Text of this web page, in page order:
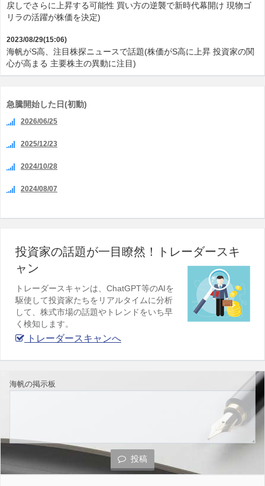
戻しでさらに上昇する可能性 買い方の逆襲で新時代幕開け 現物ゴ
リラの活躍が株価を決定)
2023/08/29(15:06)
海帆がS高、注目株探ニュースで話題(株価がS高に上昇 投資家の関
心が高まる 主要株主の異動に注目)
急騰開始した日(初動)
2026/06/25
2025/12/23
2024/10/28
2024/08/07
投資家の話題が一目瞭然！トレーダースキ
ャン
トレーダースキャンは、ChatGPT等のAIを
駆使して投資家たちをリアルタイムに分析
して、株式市場の話題やトレンドをいち早
く検知します。
トレーダースキャンへ
海帆の掲示板
投稿